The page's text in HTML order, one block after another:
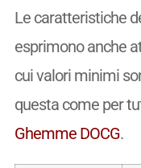
Le caratteristiche
esprimono anche
cui valori minimi
questa come per
Ghemme DOCG.